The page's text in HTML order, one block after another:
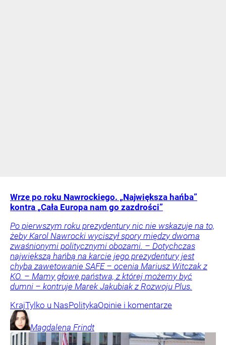
Wrze po roku Nawrockiego. „Największa hańba”
kontra „Cała Europa nam go zazdrości”
Po pierwszym roku prezydentury nic nie wskazuje na to,
żeby Karol Nawrocki wyciszył spory między dwoma
zwaśnionymi politycznymi obozami. – Dotychczas
największą hańbą na karcie jego prezydentury jest
chyba zawetowanie SAFE – ocenia Mariusz Witczak z
KO. – Mamy głowę państwa, z której możemy być
dumni – kontruje Marek Jakubiak z Rozwoju Plus.
KrajTylko u NasPolitykaOpinie i komentarze
Magdalena Frindt